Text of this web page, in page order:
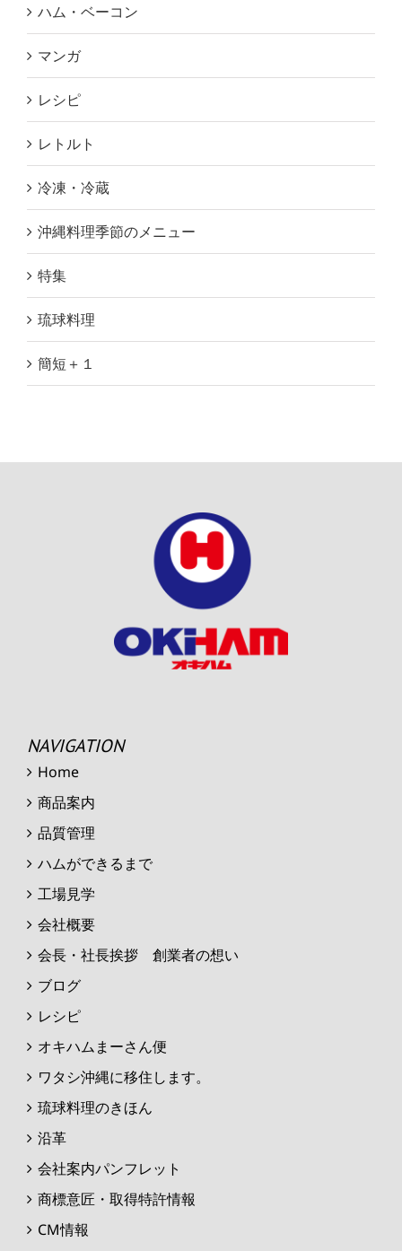
ハム・ベーコン
マンガ
レシピ
レトルト
冷凍・冷蔵
沖縄料理季節のメニュー
特集
琉球料理
簡短＋１
NAVIGATION
Home
商品案内
品質管理
ハムができるまで
工場見学
会社概要
会長・社長挨拶 創業者の想い
ブログ
レシピ
オキハムまーさん便
ワタシ沖縄に移住します。
琉球料理のきほん
沿革
会社案内パンフレット
商標意匠・取得特許情報
CM情報